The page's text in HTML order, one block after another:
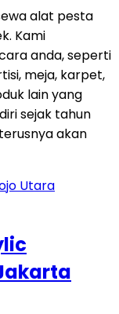
alat pesta
Kami
anda, seperti
meja, karpet,
lain yang
sejak tahun
akan